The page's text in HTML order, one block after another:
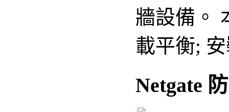
牆設備 。
載平衡;
Netgate